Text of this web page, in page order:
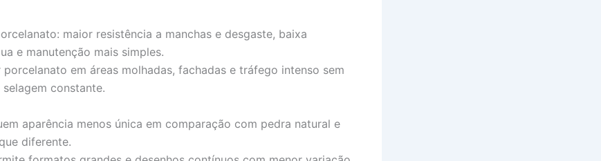
maior resistência a manchas e desgaste, baixa
e manutenção mais simples.
porcelanato em áreas molhadas, fachadas e tráfego intenso sem
constante.
aparência menos única em comparação com pedra natural e
diferente.